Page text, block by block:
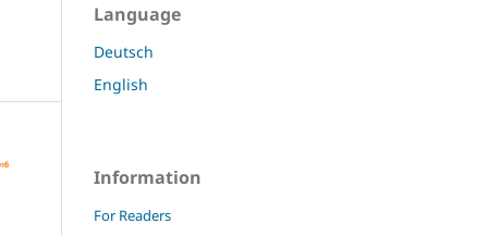
Language
Deutsch
English
Information
For Readers